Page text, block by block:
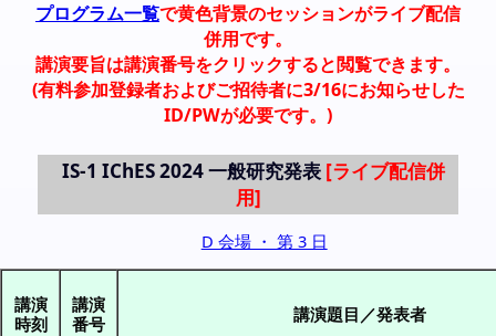
プログラム一覧で黄色背景のセッションがライブ配信
併用です。
講演要旨は講演番号をクリックすると閲覧できます。
(有料参加登録者およびご招待者に3/16にお知らせした
ID/PWが必要です。)
IS-1 IChES 2024 一般研究発表
D 会場 ・ 第 3 日
講演
時刻
講演
番号
講演題目／発表者